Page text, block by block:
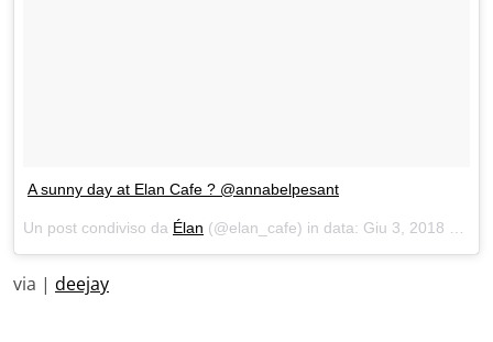
A sunny day at Elan Cafe ? @annabelpesant
Un post condiviso da Élan (@elan_cafe) in data: Giu 3, 2018 at 1:07 PDT
via | deejay